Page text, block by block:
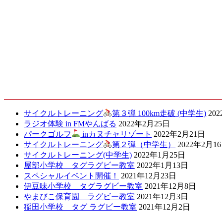
サイクルトレーニング 第３弾 100km走破 (中学生)
ラジオ体験 in FMやんばる 2022年2月25日
パークゴルフ
inカヌチャリゾート 2022年2月21日
サイクルトレーニング
第２弾（中学生）
2022年2月16
サイクルトレーニング(中学生) 2022年1月25日
屋部小学校 タグラグビー教室 2022年1月13日
スペシャルイベント開催！
2021年12月23日
伊豆味小学校 タグラグビー教室 2021年12月8日
やまびこ保育園 ラグビー教室 2021年12月3日
稲田小学校 タグ ラグビー教室 2021年12月2日